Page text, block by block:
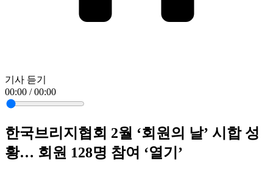
기사 듣기
00:00 / 00:00
한국브리지협회 2월 ‘회원의 날’ 시합 성
황… 회원 128명 참여 ‘열기’